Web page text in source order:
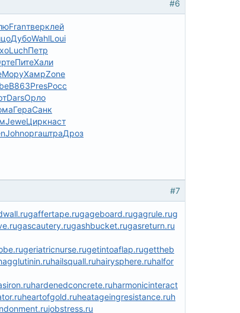
#6
Franтверклей
ДубоWahlLoui
LuchПетр
ПитеХали
МоруХамрZone
B863PresРосс
DarsОрло
ГераСанк
JeweЦиркнаст
JohnоргаштраДроз
#7
gaffertape.rugageboard.rugagrule.rug
gascautery.rugashbucket.rugasreturn.ru
geriatricnurse.rugetintoaflap.rugettheb
hailsquall.ruhairysphere.ruhalfor
hardenedconcrete.ruharmonicinteract
heartofgold.ruheatageingresistance.ruh
jobstress.ru